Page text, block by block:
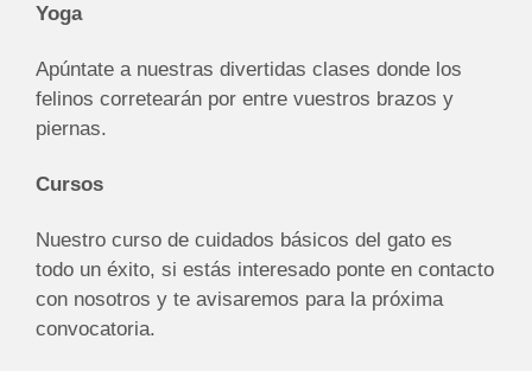
Yoga
Apúntate a nuestras divertidas clases donde los
felinos corretearán por entre vuestros brazos y
piernas.
Cursos
Nuestro curso de cuidados básicos del gato es
todo un éxito, si estás interesado ponte en contacto
con nosotros y te avisaremos para la próxima
convocatoria.